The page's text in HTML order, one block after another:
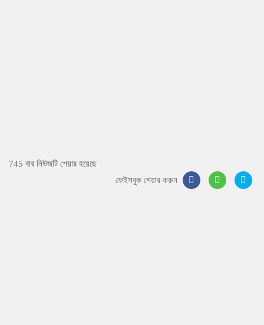
745 বার নিউজটি শেয়ার হয়েছে
ফেইসবুক শেয়ার করুন